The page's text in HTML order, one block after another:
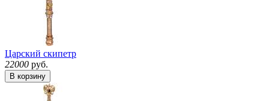
Царский скипетр
22000 руб.
В корзину